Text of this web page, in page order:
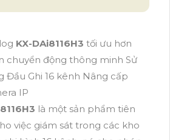
KX-DAi8116H3 tối ưu hơn
chuyển động thông minh Sử
Đầu Ghi 16 kênh Nâng cấp
IP
là một sản phẩm tiên
việc giám sát trong các kho